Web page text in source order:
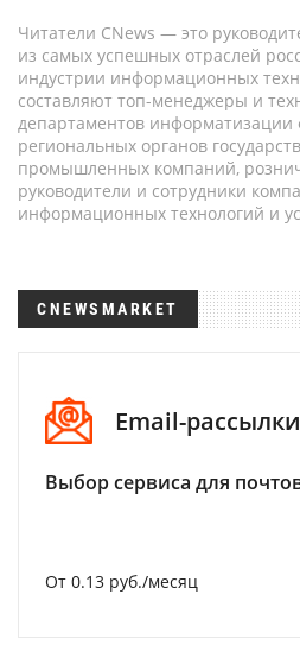
Читатели CNews — это
из самых успешных отраслей
индустрии информационных
составляют топ-менеджеры и
департаментов информатизации
региональных органов
промышленных компаний,
руководители и сотрудники
информационных технологий и
CNEWSMARKET
Email-рассылки
Выбор сервиса для
От 0.13 руб./месяц